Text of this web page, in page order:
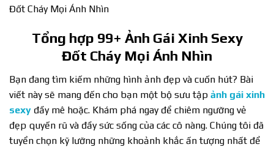
Đốt Cháy Mọi Ánh Nhìn
Tổng hợp 99+ Ảnh Gái Xinh Sexy
Đốt Cháy Mọi Ánh Nhìn
Bạn đang tìm kiếm những hình ảnh đẹp và cuốn hút? Bài
viết này sẽ mang đến cho bạn một bộ sưu tập ảnh gái xinh
sexy đầy mê hoặc. Khám phá ngay để chiêm ngưỡng vẻ
đẹp quyến rũ và đầy sức sống của các cô nàng. Chúng tôi đã
tuyển chọn kỹ lưỡng những khoảnh khắc ấn tượng nhất để